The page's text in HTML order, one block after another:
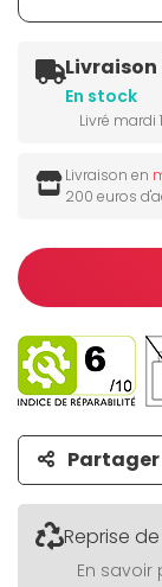
En stock
Livré mardi
Livraison en
200 euros
Partager
Reprise
En savoir